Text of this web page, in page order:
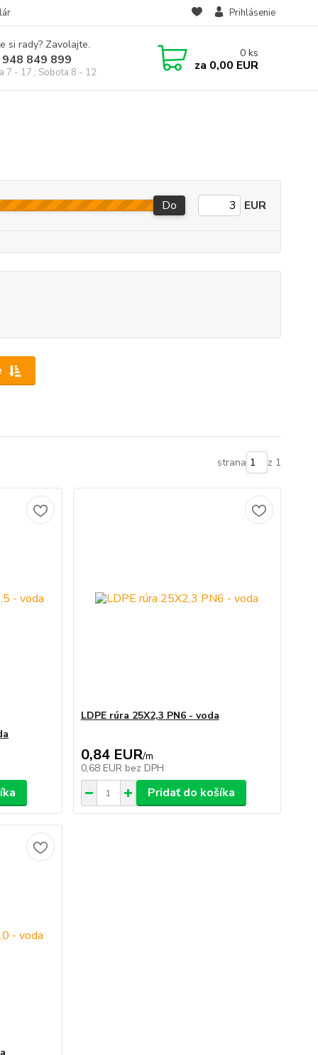
Prihlásenie
si rady? Zavolajte.
849 899
7 - 17 ; Sobota 8 - 12
0 ks
za 0,00 EUR
Do EUR
strana z 1
LDPE rúra 25X2,3 PN6 - voda
0,84 EUR/m
0,68 EUR bez DPH
Pridať do košíka